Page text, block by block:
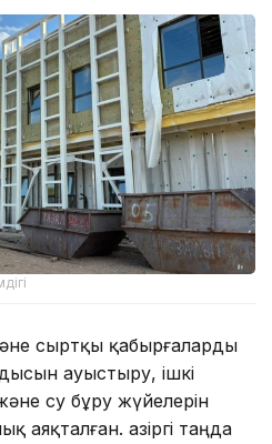
сыртқы қабырғаларды
ауыстыру, ішкі
су бұру жүйелерін
Қазіргі таңда